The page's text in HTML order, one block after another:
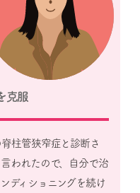
克服
柱管狭窄症と診断さ
われたので、自分で治
ディショニングを続け